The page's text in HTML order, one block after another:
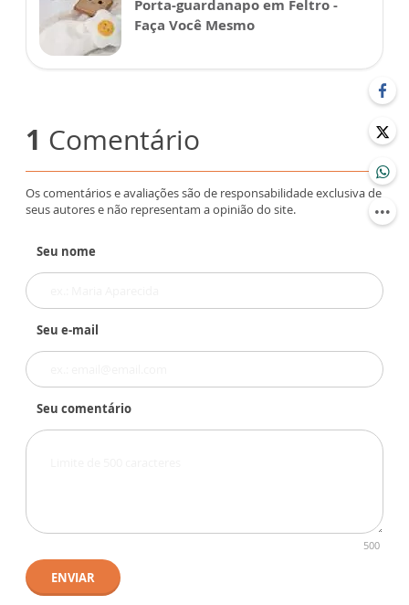
Porta-guardanapo em Feltro -
Faça Você Mesmo
1 Comentário
Os comentários e avaliações são de responsabilidade exclusiva de
seus autores e não representam a opinião do site.
Seu nome
Seu e-mail
Seu comentário
500
ENVIAR